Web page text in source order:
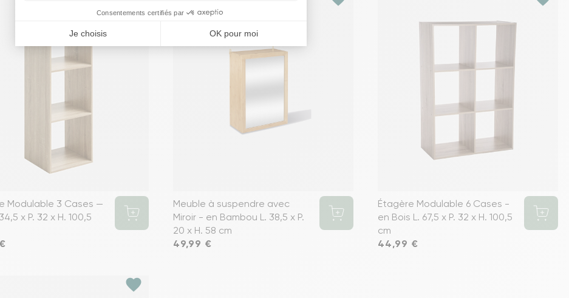
Modulable 3 Cases —
x P. 32 x H. 100,5
Meuble à suspendre avec
Miroir - en Bambou L. 38,5 x P.
20 x H. 58 cm
Prix
49,99 €
Étagère Modulable 6 Cases -
en Bois L. 67,5 x P. 32 x H. 100,5
cm
Prix
44,99 €
favorite